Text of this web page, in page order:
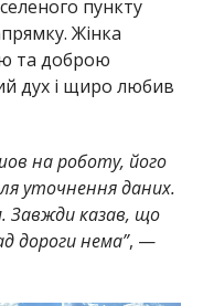
пункту
Жінка
та доброю
дух і щиро любив
на роботу, його
уточнення даних.
Завжди казав, що
дороги нема”, —